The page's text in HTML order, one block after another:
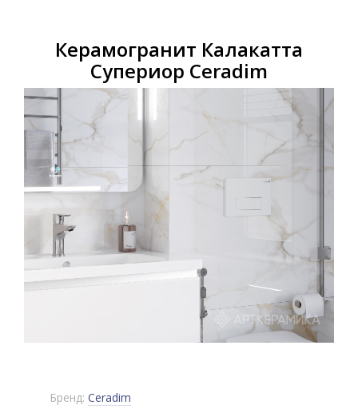
Керамогранит Калакатта
Супериор Ceradim
Бренд: Ceradim